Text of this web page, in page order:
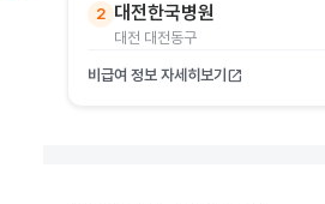
2 대전한국병원
대전 대전동구
비급여 정보 자세히보기 open_in_new